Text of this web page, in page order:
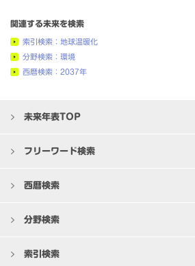
関連する未来を検索
索引検索：地球温暖化
分野検索：環境
西暦検索：2037年
未来年表TOP
フリーワード検索
西暦検索
分野検索
索引検索